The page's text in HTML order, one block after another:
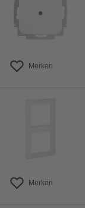
Merken
Merken